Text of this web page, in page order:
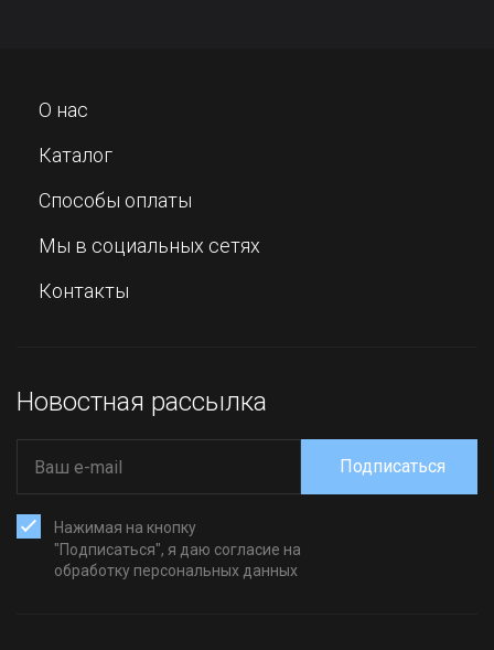
О нас
Каталог
Способы оплаты
Мы в социальных сетях
Контакты
Новостная рассылка
Нажимая на кнопку
"Подписаться", я даю согласие на
обработку персональных данных
Подписаться